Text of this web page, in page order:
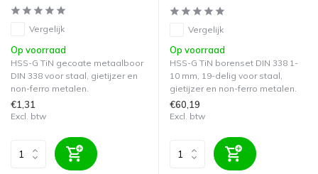
Vergelijk
Op voorraad
HSS-G TiN gecoate metaalboor
DIN 338 voor staal, gietijzer en
non-ferro metalen.
€1,31
Excl. btw
Vergelijk
Op voorraad
HSS-G TiN borenset DIN 338 1-
10 mm, 19-delig voor staal,
gietijzer en non-ferro metalen.
€60,19
Excl. btw